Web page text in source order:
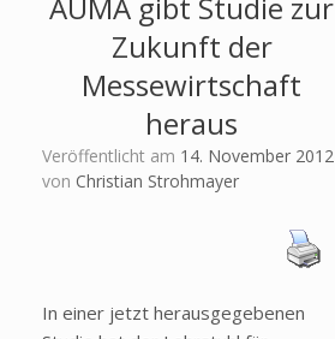
AUMA gibt Studie zur
Zukunft der
Messewirtschaft
heraus
Veröffentlicht am 14. November 2012
von Christian Strohmayer
In einer jetzt herausgegebenen